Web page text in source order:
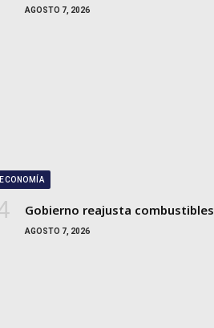
AGOSTO 7, 2026
ECONOMÍA
Gobierno reajusta combustibles
AGOSTO 7, 2026